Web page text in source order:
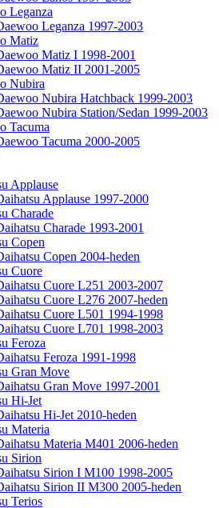
Leganza
Leganza 1997-2003
Matiz
Matiz I 1998-2001
Matiz II 2001-2005
Nubira
Nubira Hatchback 1999-2003
Nubira Station/Sedan 1999-2003
Tacuma
Tacuma 2000-2005
Applause
Applause 1997-2000
Charade
Charade 1993-2001
Copen
Copen 2004-heden
Cuore
Cuore L251 2003-2007
Cuore L276 2007-heden
Cuore L501 1994-1998
Cuore L701 1998-2003
Feroza
Feroza 1991-1998
Gran Move
Gran Move 1997-2001
Hi-Jet
Hi-Jet 2010-heden
Materia
Materia M401 2006-heden
Sirion
Sirion I M100 1998-2005
Sirion II M300 2005-heden
Terios